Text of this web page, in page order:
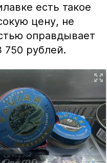
есть такое
цену, не
оправдывает
750 рублей.